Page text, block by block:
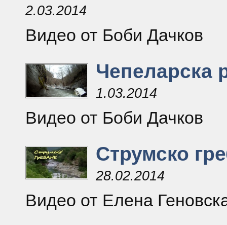
2.03.2014
Видео от Боби Дачков
Чепеларска
1.03.2014
Видео от Боби Дачков
Струмско
28.02.2014
Видео от Елена